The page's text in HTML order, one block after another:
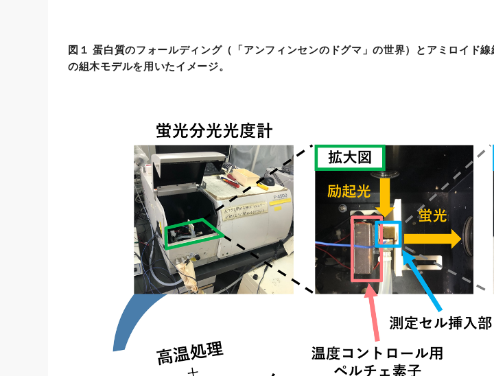
図１ 蛋白質のフォールディング（「アンフィンセンのドグマ」の世界）とアミロイド
の組木モデルを用いたイメージ。